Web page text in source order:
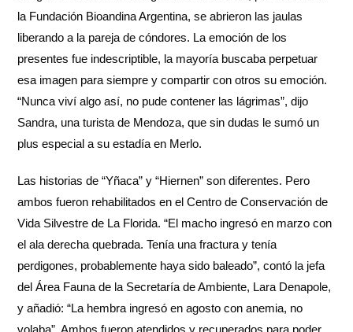
la Fundación Bioandina Argentina, se abrieron las jaulas
liberando a la pareja de cóndores. La emoción de los
presentes fue indescriptible, la mayoría buscaba perpetuar
esa imagen para siempre y compartir con otros su emoción.
“Nunca viví algo así, no pude contener las lágrimas”, dijo
Sandra, una turista de Mendoza, que sin dudas le sumó un
plus especial a su estadía en Merlo.
Las historias de “Yñaca” y “Hiernen” son diferentes. Pero
ambos fueron rehabilitados en el Centro de Conservación de
Vida Silvestre de La Florida. “El macho ingresó en marzo con
el ala derecha quebrada. Tenía una fractura y tenía
perdigones, probablemente haya sido baleado”, contó la jefa
del Área Fauna de la Secretaría de Ambiente, Lara Denapole,
y añadió: “La hembra ingresó en agosto con anemia, no
volaba”. Ambos fueron atendidos y recuperados para poder